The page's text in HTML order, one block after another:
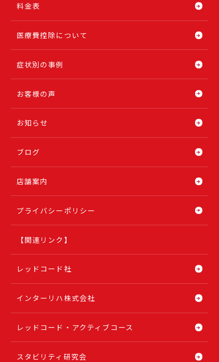
料金表
医療費控除について
症状別の事例
お客様の声
お知らせ
ブログ
店舗案内
プライバシーポリシー
【関連リンク】
レッドコード社
インターリハ株式会社
レッドコード・アクティブコース
スタビリティ研究会